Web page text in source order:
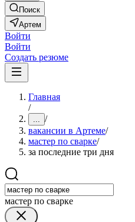
Поиск
Артем
Войти
Войти
Создать резюме
Главная
/
... /
вакансии в Артеме/
мастер по сварке/
за последние три дня
мастер по сварке